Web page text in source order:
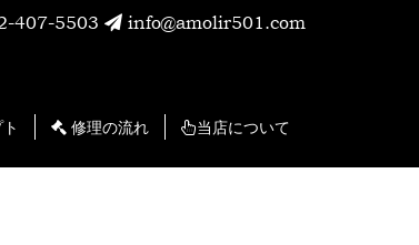
407-5503 info@amolir501.com
修理の流れ 当店について